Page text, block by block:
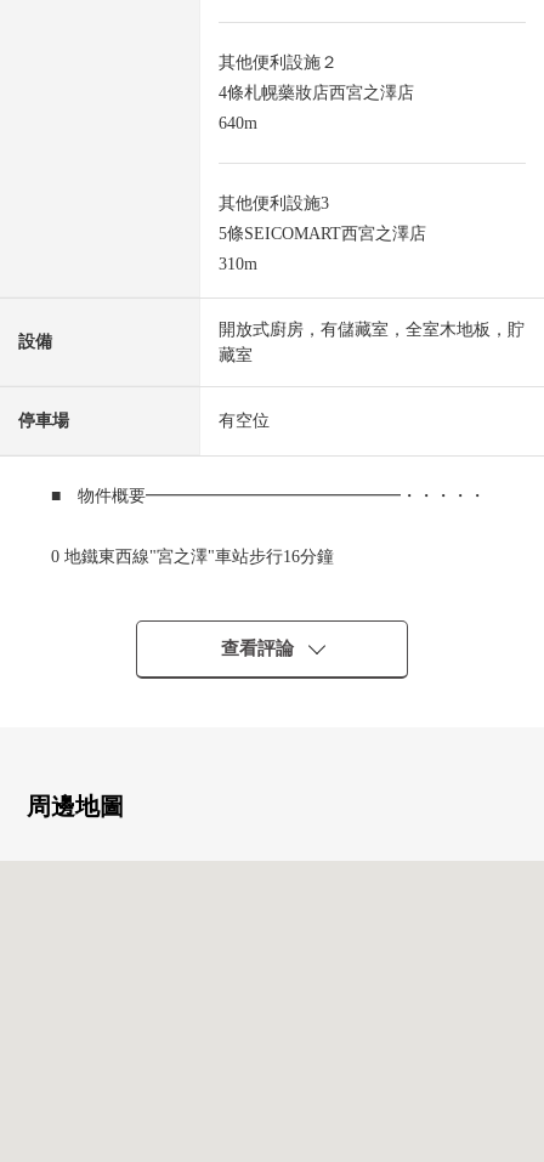
其他便利設施２
4條札幌藥妝店西宮之澤店
640m
其他便利設施3
5條SEICOMART西宮之澤店
310m
設備
開放式廚房，有儲藏室，全室木地板，貯
藏室
停車場 有空位
■ 物件概要━━━━━━━━━━━━━━━・・・・・
0 地鐵東西線"宮之澤"車站步行16分鐘
○ 已經2025年12月翻新完畢
○ 私人使用面積：91.14平方公尺
0 陽台面積：6.78平方公尺
○ 停車場有空位(2026年1月15日時間點)
查看評論
周邊地圖